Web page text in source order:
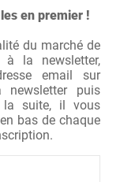
en premier !
du marché de
à la newsletter,
email sur
newsletter puis
la suite, il vous
bas de chaque